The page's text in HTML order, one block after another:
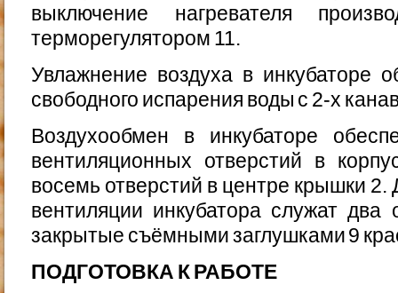
выключение нагревателя
терморегулятором 11.
Увлажнение воздуха в инкубаторе
свободного испа­рения воды с 2-х
Воздухообмен в инкубаторе
вентиляционных отверстий в
восемь отверстий в центре крышки
вентиляции инкубатора служат
закрытые съёмными заглушками 9
ПОДГОТОВКА К РАБОТЕ